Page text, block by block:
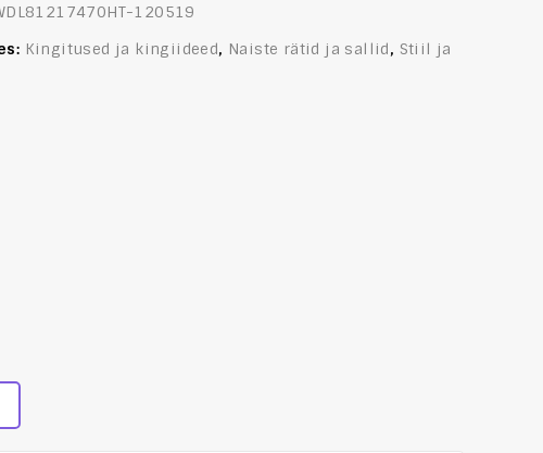
120519
Kingitused ja kingiideed, Naiste rätid ja sallid, Stiil ja